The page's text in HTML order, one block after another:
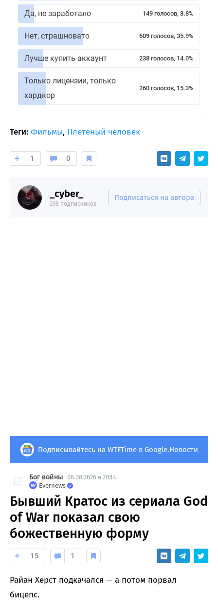
Да, не заработало 149 голосов, 8.8%
Нет, страшновато 609 голосов, 35.9%
Лучше купить аккаунт 238 голосов, 14.0%
Только лицензии, только
хардкор
260 голосов, 15.3%
Теги: Фильмы, Плетеный человек
1 0
_cyber_
298 подписчиков
Подписаться на автора
Подписывайтесь на WTFTime в Google.Новости
Бог войны 08.08.2026 в 20:14
Evernews
Бывший Кратос из сериала God
of War показал свою
божественную форму
15 1
Райан Херст подкачался — а потом порвал
бицепс.